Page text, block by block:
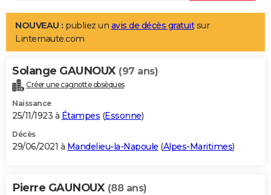
LIFESTYLE
Art de vivre
Bien-être
Loisirs
Mode
Modes de vie
Alimentation
Guide de la santé
Maladies
Médicaments
Sommeil
VOYAGE
Destinations
City break
Voyage nature
Voyage de noces
Forum
Climat
+PHOTO
GUIDES D'ACHAT
BONS PLANS
Carte de Noël
Carte Bonne année
Carte Saint-Valentin
Carte Pâques
Carte d'anniversaire
NOUVEAU : publiez un avis de décès gratuitsur
Linternaute.com
Solange GAUNOUX (97 ans)
Créer une cagnotte obsèques
Naissance
25/11/1923 à Étampes (Essonne)
Décès
29/06/2021 à Mandelieu-la-Napoule (Alpes-Maritimes)
Pierre GAUNOUX (88 ans)